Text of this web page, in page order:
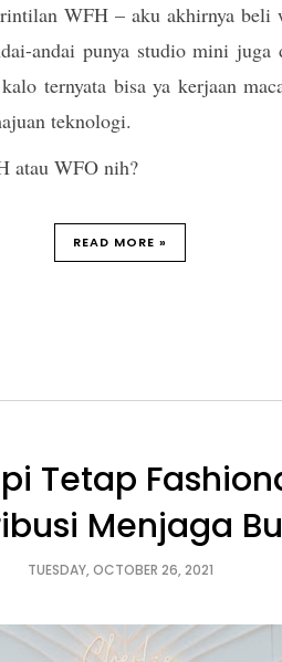
WFH – aku akhirnya
andai punya studio mini
ternyata bisa ya kerjaan
teknologi.
atau WFO nih?
READ MORE »
Tetap
Menjaga
TUESDAY, OCTOBER 26, 2021